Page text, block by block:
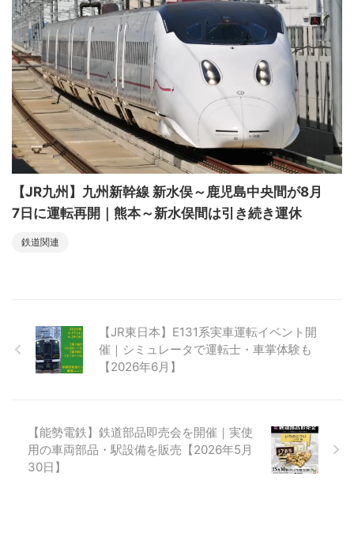
【JR九州】九州新幹線 新水俣～鹿児島中央間が8月
7日に運転再開｜熊本～新水俣間は引き続き運休
鉄道関連
【JR東日本】E131系実車運転イベント開
催｜シミュレータで運転士・車掌体験も
【2026年6月】
【能勢電鉄】鉄道部品即売会を開催｜実使
用の車両部品・駅設備を販売【2026年5月
30日】